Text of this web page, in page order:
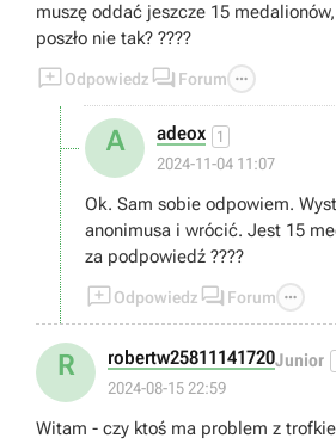
muszę oddać jeszcze 15
poszło nie tak? ????
Odpowiedz  Forum 
A adeox 1
2024-11-04 11:07
Ok. Sam sobie odpowiem.
anonimusa i wrócić. Jest 15
za podpowiedź ????
Odpowiedz  Forum 
R robertw25811141720Junior
2024-08-15 22:59
Witam - czy ktoś ma problem z